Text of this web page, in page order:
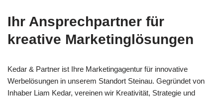
Ihr Ansprechpartner für
kreative Marketinglösungen
Kedar & Partner ist Ihre Marketingagentur für innovative
Werbelösungen in unserem Standort Steinau. Gegründet von
Inhaber Liam Kedar, vereinen wir Kreativität, Strategie und